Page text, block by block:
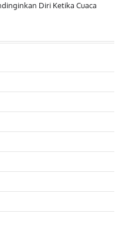
Diri Ketika Cuaca